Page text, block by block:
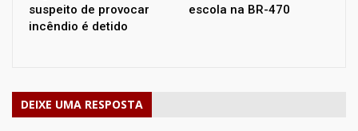
suspeito de provocar
incêndio é detido
escola na BR-470
DEIXE UMA RESPOSTA